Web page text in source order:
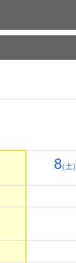
8(土)